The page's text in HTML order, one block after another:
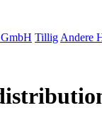
Tillig Andere